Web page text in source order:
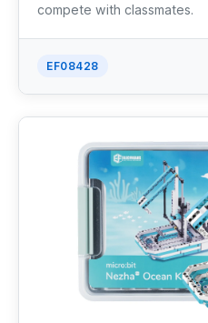
compete with classmates.
EF08428